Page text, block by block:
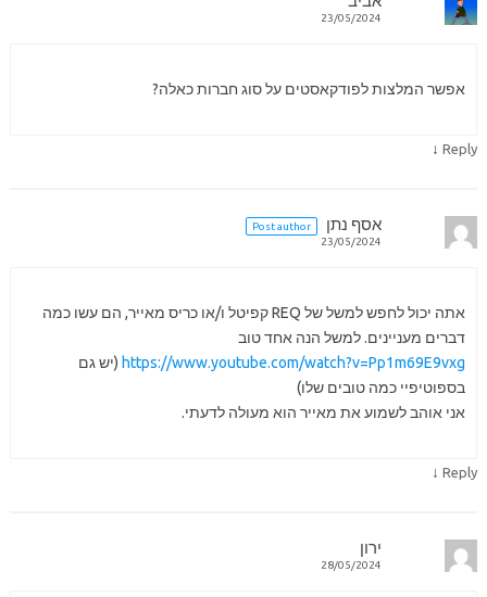
23/05/2024
אפשר המלצות לפודקאסטים על סוג חברות כאלה?
Reply
↓
אסף נתן
Post author
23/05/2024
אתה יכול לחפש למשל של REQ קפיטל ו/או כריס מאייר, הם עשו כמה
דברים מעניינים. למשל הנה אחד טוב
https://www.youtube.com/watch?v=Pp1m69E9vxg(יש גם
בספוטיפיי כמה טובים שלו)
אני אוהב לשמוע את מאייר הוא מעולה לדעתי.
Reply
↓
ירון
28/05/2024